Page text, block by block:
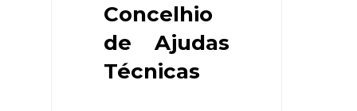
Concelhio
de Ajudas
Técnicas